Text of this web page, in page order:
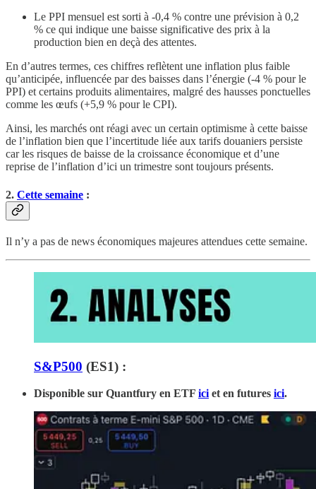
Le PPI mensuel est sorti à -0,4 % contre une prévision à 0,2
% ce qui indique une baisse significative des prix à la
production bien en deçà des attentes.
En d’autres termes, ces chiffres reflètent une inflation plus faible
qu’anticipée, influencée par des baisses dans l’énergie (-4 % pour le
PPI) et certains produits alimentaires, malgré des hausses ponctuelles
comme les œufs (+5,9 % pour le CPI).
Ainsi, les marchés ont réagi avec un certain optimisme à cette baisse
de l’inflation bien que l’incertitude liée aux tarifs douaniers persiste
car les risques de baisse de la croissance économique et d’une
reprise de l’inflation d’ici un trimestre sont toujours présents.
2. Cette semaine :
Il n’y a pas de news économiques majeures attendues cette semaine.
S&P500 (ES1) :
Disponible sur Quantfury en ETF ici et en futures ici.